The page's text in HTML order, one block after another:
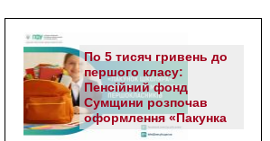
По 5 тисяч гривень до
першого класу:
Пенсійний фонд
Сумщини розпочав
оформлення «Пакунка
школяра»